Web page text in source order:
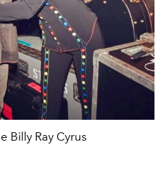
Billy Ray Cyrus